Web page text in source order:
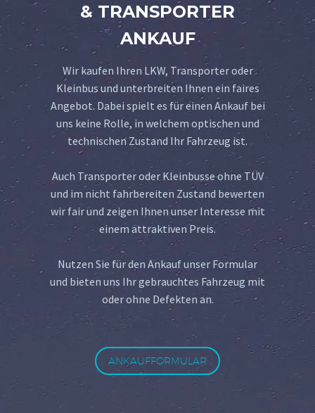
& TRANSPORTER
ANKAUF
Wir kaufen Ihren LKW, Transporter oder
Kleinbus und unterbreiten Ihnen ein faires
Angebot. Dabei spielt es für einen Ankauf bei
uns keine Rolle, in welchem optischen und
technischen Zustand Ihr Fahrzeug ist.
Auch Transporter oder Kleinbusse ohne TÜV
und im nicht fahrbereiten Zustand bewerten
wir fair und zeigen Ihnen unser Interesse mit
einem attraktiven Preis.
Nutzen Sie für den Ankauf unser Formular
und bieten uns Ihr gebrauchtes Fahrzeug mit
oder ohne Defekten an.
ANKAUFFORMULAR